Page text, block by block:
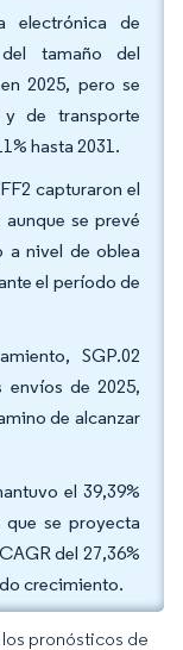
electrónica de
tamaño del
2025, pero se
de transporte
hasta 2031.
capturaron el
se prevé
a nivel de oblea
el período de
SGP.02
envíos de 2025,
de alcanzar
el 39,39%
se proyecta
del 27,36%
crecimiento.
pronósticos de